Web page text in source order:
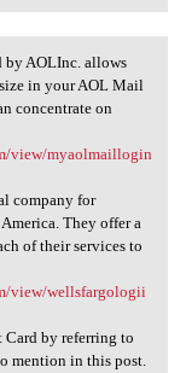
by AOLInc. allows
in your AOL Mail
concentrate on
view/myaolmaillogin
company for
They offer a
of their services to
view/wellsfargologii
by referring to
mention in this post.